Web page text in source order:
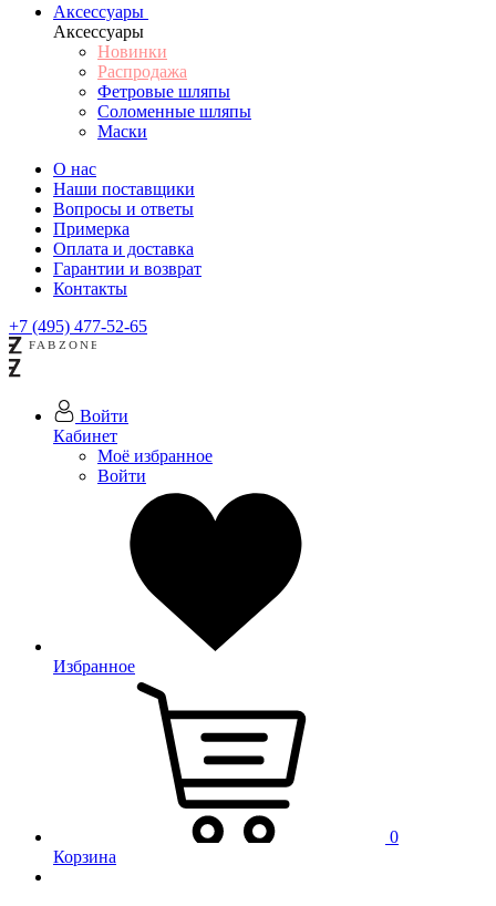
Аксессуары
Аксессуары
Новинки
Распродажа
Фетровые шляпы
Соломенные шляпы
Маски
О нас
Наши поставщики
Вопросы и ответы
Примерка
Оплата и доставка
Гарантии и возврат
Контакты
+7 (495) 477-52-65
Войти
Кабинет
Моё избранное
Войти
Избранное
0
Корзина